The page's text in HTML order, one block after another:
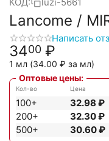
КОД: luzi-5661
Lancome /
Написать
3400 ₽
1 мл (34.00 ₽ за мл)
Оптовые цены:
Кол-во
100+
200+
500+
Цена
32.98 ₽
32.30₽
30.60₽